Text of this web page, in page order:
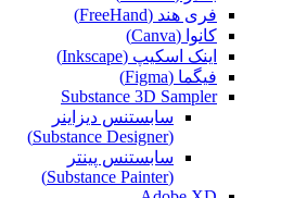
فری هند (FreeHand)
کانوا (Canva)
اینک اسکیپ (Inkscape)
فیگما (Figma‎)
Substance 3D Sampler
سابستنس دیزاینر
(Substance Designer)
سابستنس پینتر
(Substance Painter)